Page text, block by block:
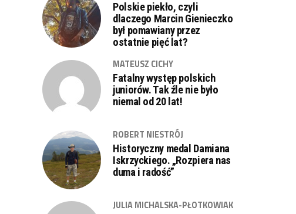
Polskie piekło, czyli
dlaczego Marcin Gienieczko
był pomawiany przez
ostatnie pięć lat?
MATEUSZ CICHY
Fatalny występ polskich
juniorów. Tak źle nie było
niemal od 20 lat!
ROBERT NIESTRÓJ
Historyczny medal Damiana
Iskrzyckiego. „Rozpiera nas
duma i radość”
JULIA MICHALSKA-PŁOTKOWIAK